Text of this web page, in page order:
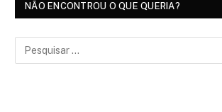
NÃO ENCONTROU O QUE QUERIA?